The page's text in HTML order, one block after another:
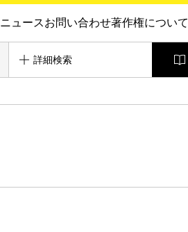
ニュースお問い合わせ著作権について
詳細検索